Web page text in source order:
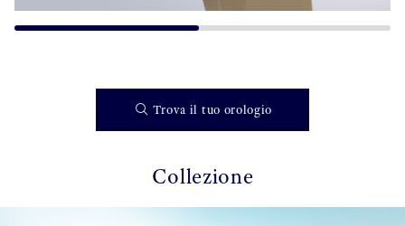
Trova il tuo orologio
Collezione